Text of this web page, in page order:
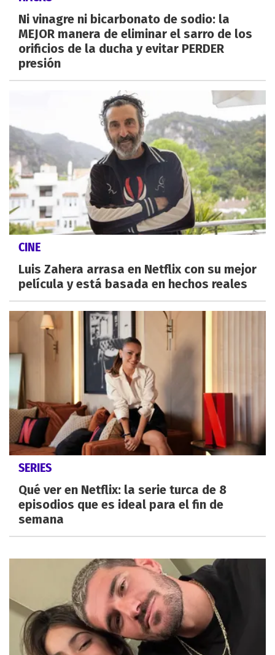
Ni vinagre ni bicarbonato de sodio: la
MEJOR manera de eliminar el sarro de los
orificios de la ducha y evitar PERDER
presión
CINE
Luis Zahera arrasa en Netflix con su mejor
película y está basada en hechos reales
SERIES
Qué ver en Netflix: la serie turca de 8
episodios que es ideal para el fin de
semana